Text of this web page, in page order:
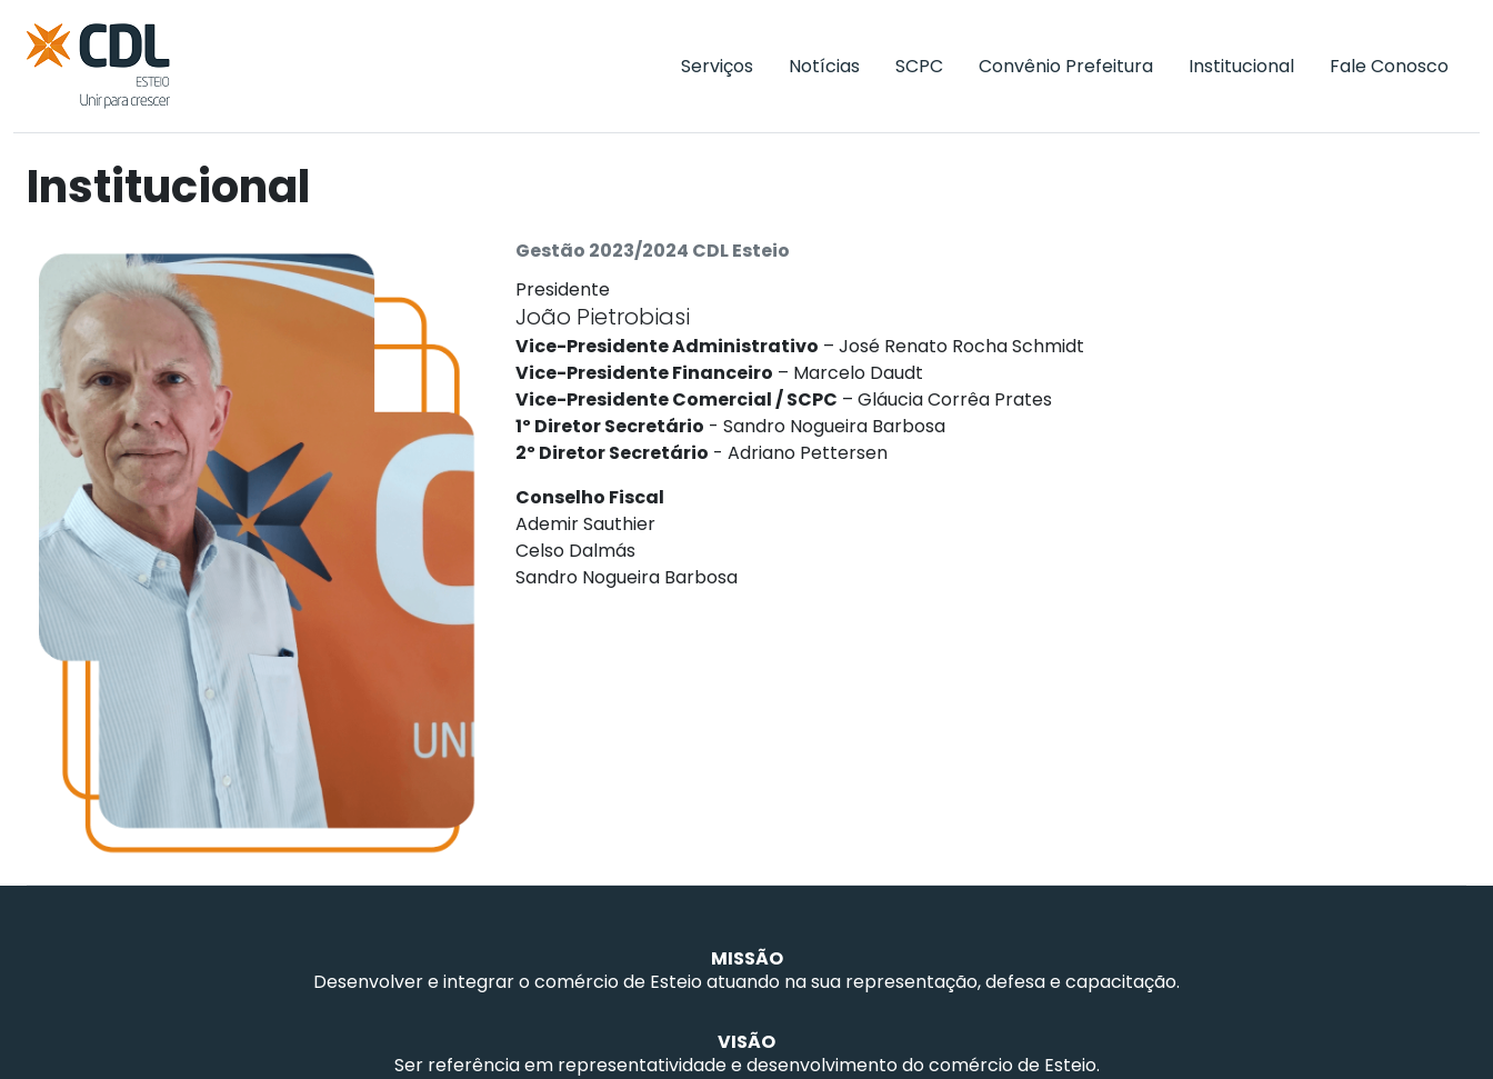
Serviços Notícias SCPC Convênio Prefeitura Institucional Fale Conosco
Institucional
Gestão 2023/2024 CDL Esteio
Presidente
João Pietrobiasi
Vice-Presidente Administrativo – José Renato Rocha Schmidt
Vice-Presidente Financeiro – Marcelo Daudt
Vice-Presidente Comercial / SCPC – Gláucia Corrêa Prates
1º Diretor Secretário - Sandro Nogueira Barbosa
2º Diretor Secretário - Adriano Pettersen
Conselho Fiscal
Ademir Sauthier
Celso Dalmás
Sandro Nogueira Barbosa
MISSÃO
Desenvolver e integrar o comércio de Esteio atuando na sua representação, defesa e capacitação.
VISÃO
Ser referência em representatividade e desenvolvimento do comércio de Esteio.